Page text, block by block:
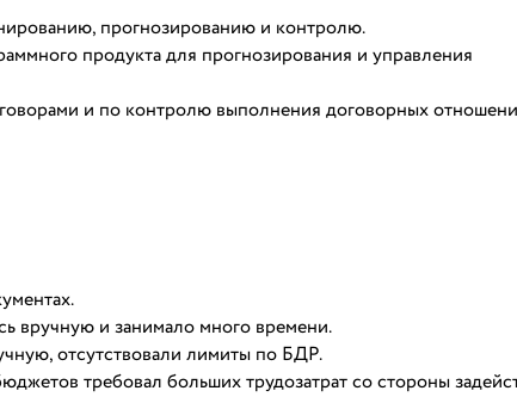
прогнозированию и контролю.
продукта для прогнозирования и управления
и по контролю выполнения договорных
вручную и занимало много времени.
отсутствовали лимиты по БДР.
требовал больших трудозатрат со стороны